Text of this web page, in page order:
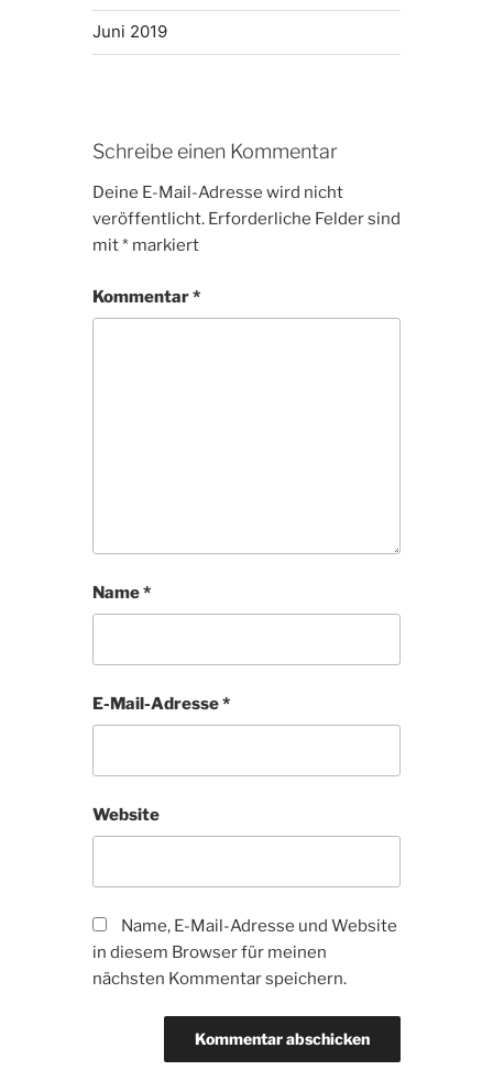
Juni 2019
Schreibe einen Kommentar
Deine E-Mail-Adresse wird nicht
veröffentlicht. Erforderliche Felder sind
mit* markiert
Kommentar*
Name*
E-Mail-Adresse*
Website
Name, E-Mail-Adresse und Website
in diesem Browser für meinen
nächsten Kommentar speichern.